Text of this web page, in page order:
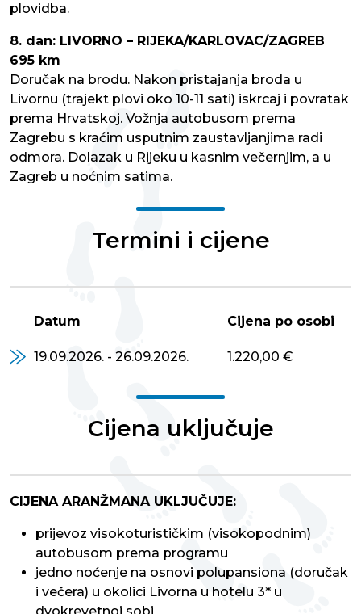
plovidba.
8. dan: LIVORNO – RIJEKA/KARLOVAC/ZAGREB
695 km
Doručak na brodu. Nakon pristajanja broda u
Livornu (trajekt plovi oko 10-11 sati) iskrcaj i povratak
prema Hrvatskoj. Vožnja autobusom prema
Zagrebu s kraćim usputnim zaustavljanjima radi
odmora. Dolazak u Rijeku u kasnim večernjim, a u
Zagreb u noćnim satima.
Termini i cijene
Datum Cijena po osobi
19.09.2026. - 26.09.2026. 1.220,00 €
Cijena uključuje
CIJENA ARANŽMANA UKLJUČUJE:
prijevoz visokoturističkim (visokopodnim)
autobusom prema programu
jedno noćenje na osnovi polupansiona (doručak
i večera) u okolici Livorna u hotelu 3* u